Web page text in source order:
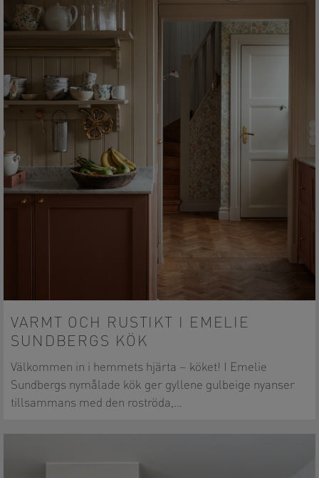
VARMT OCH RUSTIKT I EMELIE
SUNDBERGS KÖK
Välkommen in i hemmets hjärta – köket! I Emelie
Sundbergs nymålade kök ger gyllene gulbeige nyanser
tillsammans med den roströda,…